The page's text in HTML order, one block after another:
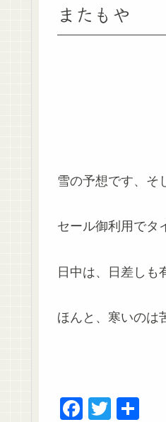
またもや
雪の予想です、そ
セール御利用でタ
日中は、日差しも
ほんと、寒いのは
F
T